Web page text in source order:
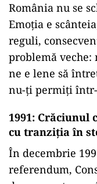
România nu se
Emoția e
reguli,
problemă veche:
ne e lene să
nu-ți permiți
1991: Crăciunul
cu tranziția în
În decembrie
referendum,